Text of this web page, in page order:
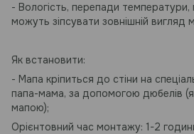
- Вологість, перепади температури,
можуть зіпсувати зовнішній вигляд
Як встановити:
- Мапа кріпиться до стіни на
папа-мама, за допомогою дюбелів
мапою);
Орієнтовний час монтажу: 1-2